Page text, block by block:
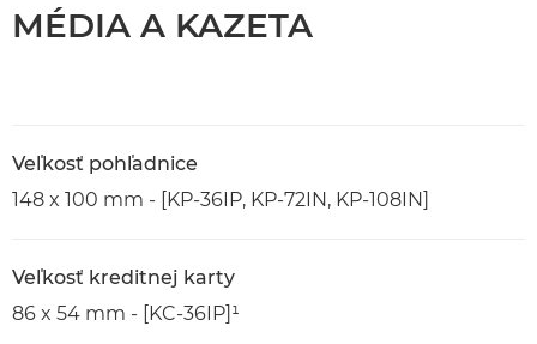
MÉDIA A KAZETA
Veľkosť pohľadnice
148 x 100 mm - [KP-36IP, KP-72IN, KP-108IN]
Veľkosť kreditnej karty
86 x 54 mm - [KC-36IP]¹